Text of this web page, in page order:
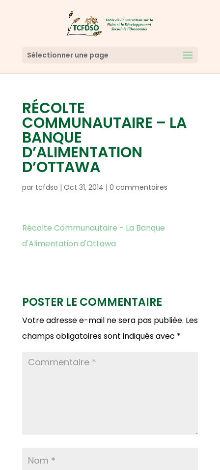
Sélectionner une page
RÉCOLTE
COMMUNAUTAIRE – LA
BANQUE
D’ALIMENTATION
D’OTTAWA
par tcfdso | Oct 31, 2014 | 0 commentaires
Récolte Communautaire - La Banque
d'Alimentation d'Ottawa
POSTER LE COMMENTAIRE
Votre adresse e-mail ne sera pas publiée. Les
champs obligatoires sont indiqués avec *